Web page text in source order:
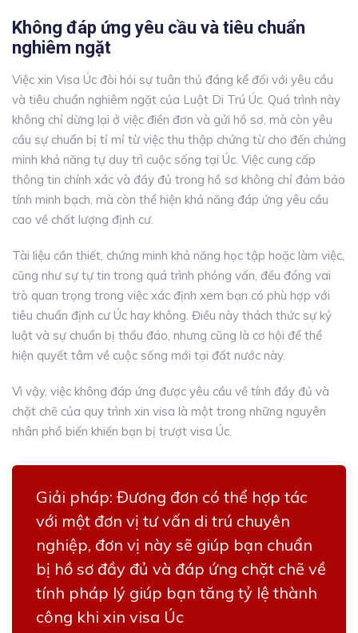
Không đáp ứng yêu cầu và tiêu chuẩn
nghiêm ngặt
Việc xin Visa Úc đòi hỏi sự tuân thủ đáng kể đối với yêu cầu
và tiêu chuẩn nghiêm ngặt của Luật Di Trú Úc. Quá trình này
không chỉ dừng lại ở việc điền đơn và gửi hồ sơ, mà còn yêu
cầu sự chuẩn bị tỉ mỉ từ việc thu thập chứng từ cho đến chứng
minh khả năng tự duy trì cuộc sống tại Úc. Việc cung cấp
thông tin chính xác và đầy đủ trong hồ sơ không chỉ đảm bảo
tính minh bạch, mà còn thể hiện khả năng đáp ứng yêu cầu
cao về chất lượng định cư.
Tài liệu cần thiết, chứng minh khả năng học tập hoặc làm việc,
cũng như sự tự tin trong quá trình phỏng vấn, đều đóng vai
trò quan trọng trong việc xác định xem bạn có phù hợp với
tiêu chuẩn định cư Úc hay không. Điều này thách thức sự kỷ
luật và sự chuẩn bị thấu đáo, nhưng cũng là cơ hội để thể
hiện quyết tâm về cuộc sống mới tại đất nước này.
Vì vậy, việc không đáp ứng được yêu cầu về tính đầy đủ và
chặt chẽ của quy trình xin visa là một trong những nguyên
nhân phổ biến khiến bạn bị trượt visa Úc.
Giải pháp: Đương đơn có thể hợp tác
với một đơn vị tư vấn di trú chuyên
nghiệp, đơn vị này sẽ giúp bạn chuẩn
bị hồ sơ đầy đủ và đáp ứng chặt chẽ về
tính pháp lý giúp bạn tăng tỷ lệ thành
công khi xin visa Úc